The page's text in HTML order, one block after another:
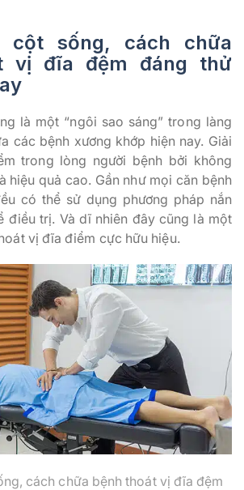
cột sống, cách chữa
vị đĩa đệm đáng thử
là một “ngôi sao sáng” trong làng
các bệnh xương khớp hiện nay. Giải
trong lòng người bệnh bởi không
hiệu quả cao. Gần như mọi căn bệnh
có thể sử dụng phương pháp nắn
điều trị. Và dĩ nhiên đây cũng là một
vị đĩa điểm cực hữu hiệu.
cách chữa bệnh thoát vị đĩa đệm